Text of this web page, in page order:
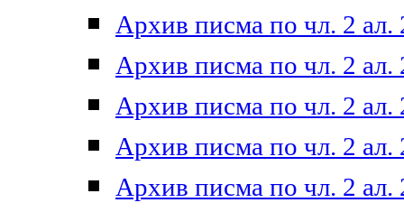
Архив писма по чл. 2 ал.
Архив писма по чл. 2 ал.
Архив писма по чл. 2 ал.
Архив писма по чл. 2 ал.
Архив писма по чл. 2 ал.